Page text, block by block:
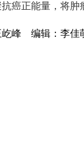
癌正能量，将肿
屹峰 编辑：李佳